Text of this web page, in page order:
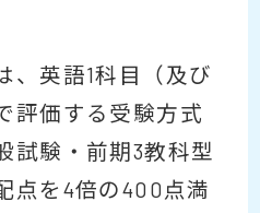
、英語1科目（及び
評価する受験方式
試験・前期3教科型
点を4倍の400点満